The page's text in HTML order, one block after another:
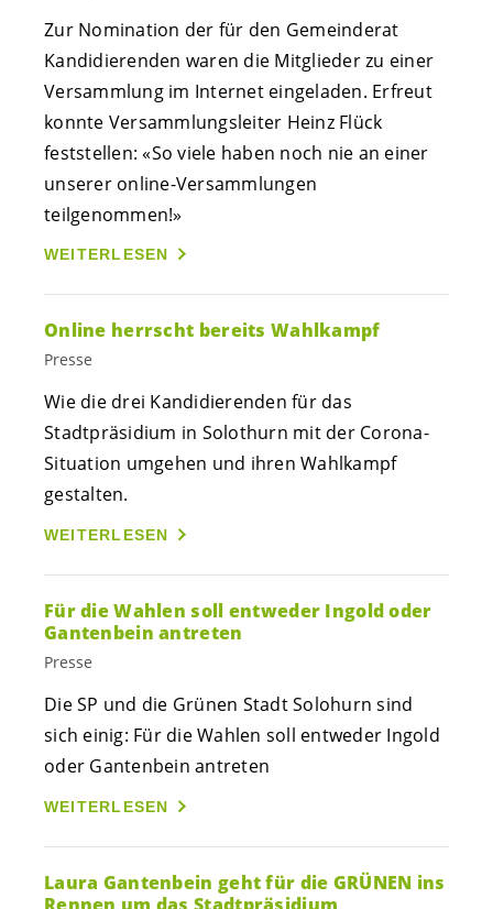
Zur Nomination der für den Gemeinderat
Kandidierenden waren die Mitglieder zu einer
Versammlung im Internet eingeladen. Erfreut
konnte Versammlungsleiter Heinz Flück
feststellen: «So viele haben noch nie an einer
unserer online-Versammlungen
teilgenommen!»
WEITERLESEN
Online herrscht bereits Wahlkampf
Presse
Wie die drei Kandidierenden für das
Stadtpräsidium in Solothurn mit der Corona-
Situation umgehen und ihren Wahlkampf
gestalten.
WEITERLESEN
Für die Wahlen soll entweder Ingold oder
Gantenbein antreten
Presse
Die SP und die Grünen Stadt Solohurn sind
sich einig: Für die Wahlen soll entweder Ingold
oder Gantenbein antreten
WEITERLESEN
Laura Gantenbein geht für die GRÜNEN ins